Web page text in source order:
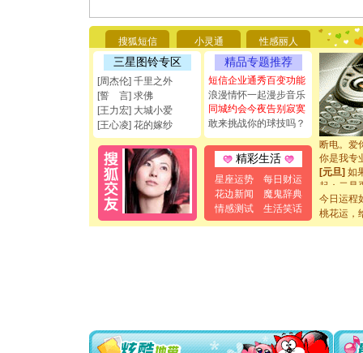
搜狐短信 小灵通 性感丽人
三星图铃专区
[周杰伦] 千里之外
[誓 言] 求佛
[王力宏] 大城小爱
[王心凌] 花的嫁纱
精品专题推荐
短信企业通秀百变功能
浪漫情怀一起漫步音乐
同城约会今夜告别寂寞
敢来挑战你的球技吗？
精彩生活
星座运势
每日财运
花边新闻
魔鬼辞典
情感测试
生活笑话
[圣诞节]
你太多，
要平安
[圣诞节]
能正大光
都要快乐
[圣诞节]
如意,快
[元旦]看
断电。爱
你是我专
[元旦] 如
起；二是
离。水晶
[元旦]当
[圣诞节]
你太多
今日运程
桃花运，